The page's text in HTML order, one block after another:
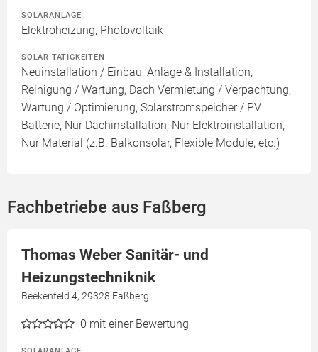
SOLARANLAGE
Elektroheizung, Photovoltaik
SOLAR TÄTIGKEITEN
Neuinstallation / Einbau, Anlage & Installation,
Reinigung / Wartung, Dach Vermietung / Verpachtung,
Wartung / Optimierung, Solarstromspeicher / PV
Batterie, Nur Dachinstallation, Nur Elektroinstallation,
Nur Material (z.B. Balkonsolar, Flexible Module, etc.)
Fachbetriebe aus Faßberg
Thomas Weber Sanitär- und
Heizungstechniknik
Beekenfeld 4, 29328 Faßberg
0 mit einer Bewertung